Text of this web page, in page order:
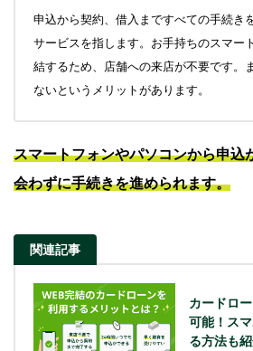
申込から契約、借入まですべての手続き
サービスを指します。お手持ちのスマー
結するため、店舗への来店が不要です。
ないというメリットがあります。
スマートフォンやパソコンから申込
会わずに手続きを進められます。
関連記事
カードロ
可能！ス
る方法も